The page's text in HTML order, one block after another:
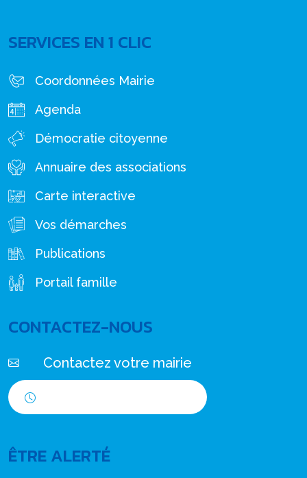
SERVICES EN 1 CLIC
Coordonnées Mairie
Agenda
Démocratie citoyenne
Annuaire des associations
Carte interactive
Vos démarches
Publications
Portail famille
CONTACTEZ-NOUS
Contactez votre mairie
ÊTRE ALERTÉ